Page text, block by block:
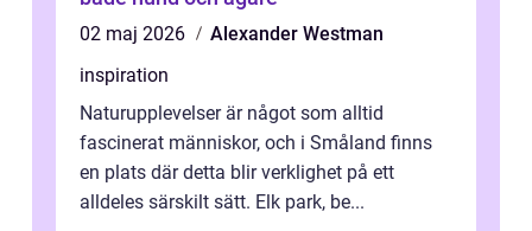
02 maj 2026
Alexander Westman
inspiration
Naturupplevelser är något som alltid
fascinerat människor, och i Småland finns
en plats där detta blir verklighet på ett
alldeles särskilt sätt. Elk park, be...